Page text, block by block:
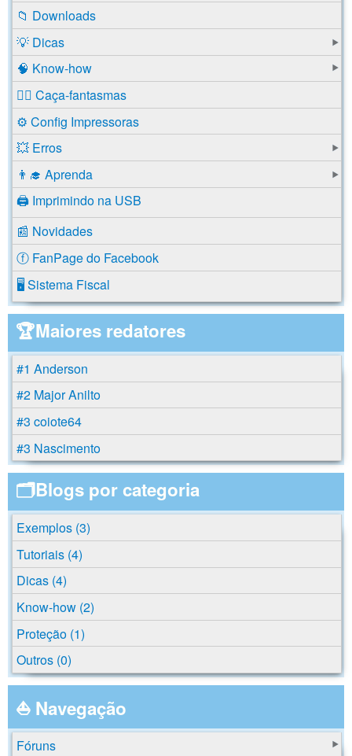
📁 Downloads
💡 Dicas
🧠 Know-how
🕵️‍♂️ Caça-fantasmas
⚙️ Config Impressoras
💥 Erros
👨‍🎓 Aprenda
🖨️ Imprimindo na USB
📰 Novidades
ⓕ FanPage do Facebook
🖥️ Sistema Fiscal
🏆Maiores redatores
#1 Anderson
#2 Major Anilto
#3 coiote64
#3 Nascimento
🗂️Blogs por categoria
Exemplos (3)
Tutoriais (4)
Dicas (4)
Know-how (2)
Proteção (1)
Outros (0)
⛵ Navegação
Fóruns